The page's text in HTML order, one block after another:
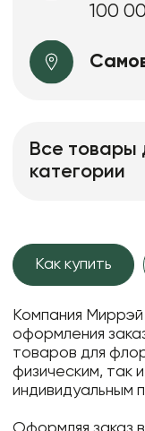
100
Все товары
категории
Как купить
Компания
оформления
товаров для
физическим, так
индивидуальным